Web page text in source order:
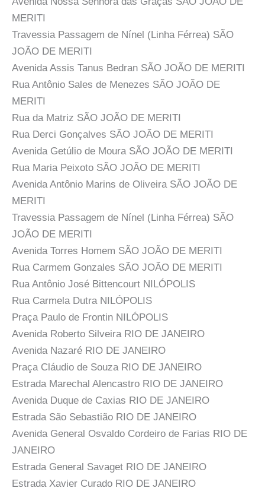
MERITI
Travessia Passagem de Nínel (Linha Férrea) SÃO
JOÃO DE MERITI
Avenida Assis Tanus Bedran SÃO JOÃO DE MERITI
Rua Antônio Sales de Menezes SÃO JOÃO DE
MERITI
Rua da Matriz SÃO JOÃO DE MERITI
Rua Derci Gonçalves SÃO JOÃO DE MERITI
Avenida Getúlio de Moura SÃO JOÃO DE MERITI
Rua Maria Peixoto SÃO JOÃO DE MERITI
Avenida Antônio Marins de Oliveira SÃO JOÃO DE
MERITI
Travessia Passagem de Nínel (Linha Férrea) SÃO
JOÃO DE MERITI
Avenida Torres Homem SÃO JOÃO DE MERITI
Rua Carmem Gonzales SÃO JOÃO DE MERITI
Rua Antônio José Bittencourt NILÓPOLIS
Rua Carmela Dutra NILÓPOLIS
Praça Paulo de Frontin NILÓPOLIS
Avenida Roberto Silveira RIO DE JANEIRO
Avenida Nazaré RIO DE JANEIRO
Praça Cláudio de Souza RIO DE JANEIRO
Estrada Marechal Alencastro RIO DE JANEIRO
Avenida Duque de Caxias RIO DE JANEIRO
Estrada São Sebastião RIO DE JANEIRO
Avenida General Osvaldo Cordeiro de Farias RIO DE
JANEIRO
Estrada General Savaget RIO DE JANEIRO
Estrada Xavier Curado RIO DE JANEIRO